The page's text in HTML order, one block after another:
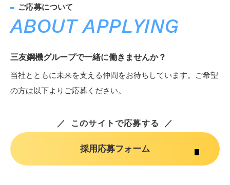
ABOUT APPLYING
三友鋼機グループで一緒に働きませんか？
当社とともに未来を支える仲間をお待ちしています。ご希望
の方は以下よりご応募ください。
このサイトで応募する
採用応募フォーム